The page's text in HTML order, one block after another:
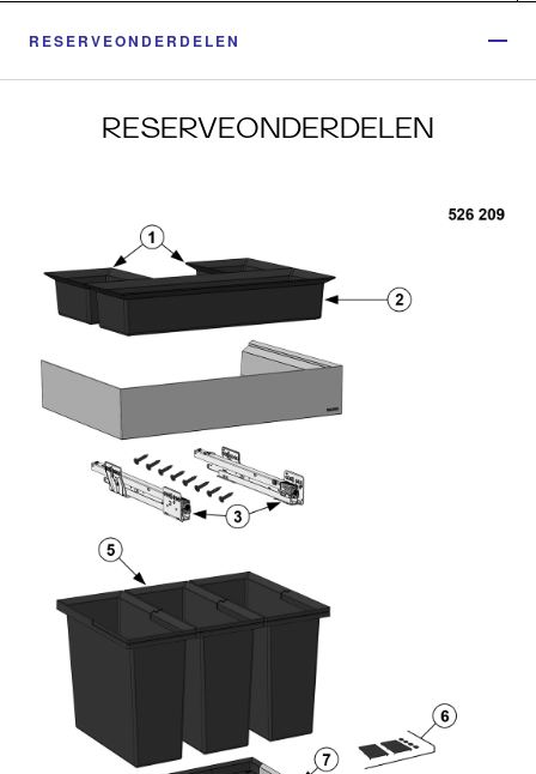
RESERVEONDERDELEN
RESERVEONDERDELEN